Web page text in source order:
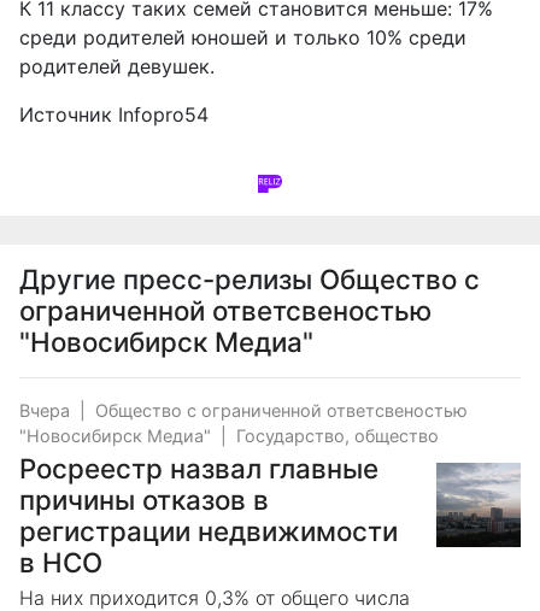
К 11 классу таких семей становится меньше: 17%
среди родителей юношей и только 10% среди
родителей девушек.
Источник Infopro54
Другие пресс-релизы Общество с
ограниченной ответсвеностью
"Новосибирск Медиа"
Вчера
Общество с ограниченной ответсвеностью
"Новосибирск Медиа"
Государство, общество
Росреестр назвал главные
причины отказов в
регистрации недвижимости
в НСО
На них приходится 0,3% от общего числа